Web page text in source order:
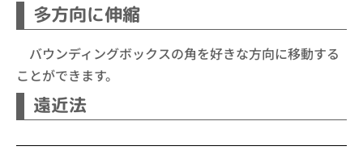
多方向に伸縮
バウンディングボックスの角を好きな方向に移動する
ことができます。
遠近法